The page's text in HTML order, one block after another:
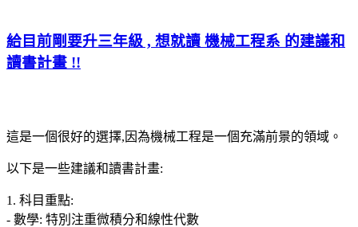
給目前剛要升三年級 , 想就讀 機械工程系 的建議和
讀書計畫 !!
這是一個很好的選擇,因為機械工程是一個充滿前景的領域。
以下是一些建議和讀書計畫:
1. 科目重點:
- 數學: 特別注重微積分和線性代數